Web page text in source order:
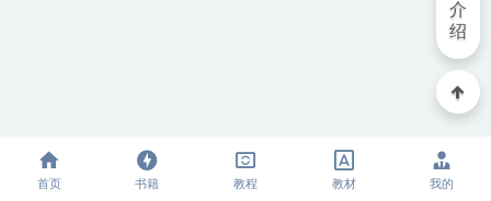
介
绍
首页 书籍 教程 教材 我的